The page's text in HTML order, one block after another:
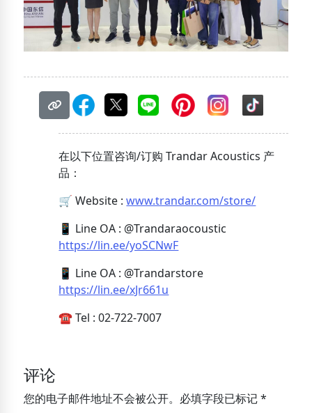
在以下位置咨询/订购 Trandar Acoustics 产
品：
🛒 Website :www.trandar.com/store/
📱 Line OA : @Trandaraocoustic
https://lin.ee/yoSCNwF
📱 Line OA : @Trandarstore
https://lin.ee/xJr661u
☎️ Tel : 02-722-7007
评论
您的电子邮件地址不会被公开。必填字段已标记 *